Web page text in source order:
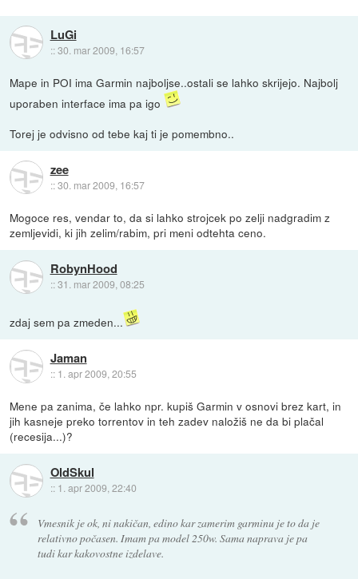
LuGi
::30. mar 2009, 16:57
Mape in POI ima Garmin najboljse..ostali se lahko skrijejo. Najbolj
uporaben interface ima pa igo
Torej je odvisno od tebe kaj ti je pomembno..
zee
::30. mar 2009, 16:57
Mogoce res, vendar to, da si lahko strojcek po zelji nadgradim z
zemljevidi, ki jih zelim/rabim, pri meni odtehta ceno.
RobynHood
::31. mar 2009, 08:25
zdaj sem pa zmeden...
Jaman
:: 1. apr 2009, 20:55
Mene pa zanima, če lahko npr. kupiš Garmin v osnovi brez kart, in
jih kasneje preko torrentov in teh zadev naložiš ne da bi plačal
(recesija...)?
OldSkul
:: 1. apr 2009, 22:40
Vmesnik je ok, ni nakičan, edino kar zamerim garminu je to da je
relativno počasen. Imam pa model 250w. Sama naprava je pa
tudi kar kakovostne izdelave.